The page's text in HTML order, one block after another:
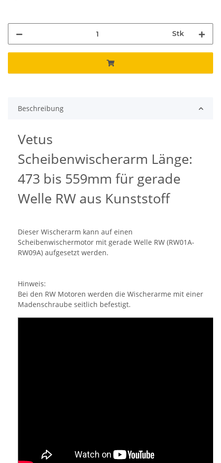
Stk
Beschreibung
Vetus
Scheibenwischerarm Länge:
473 bis 559mm für gerade
Welle RW aus Kunststoff
Dieser Wischerarm kann auf einen
Scheibenwischermotor mit gerade Welle RW (RW01A-
RW09A) aufgesetzt werden.
Hinweis:
Bei den RW Motoren werden die Wischerarme mit einer
Madenschraube seitlich befestigt.